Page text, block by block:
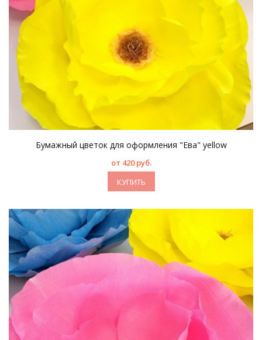
Бумажный цветок для оформления "Ева" yellow
от 420 руб.
КУПИТЬ